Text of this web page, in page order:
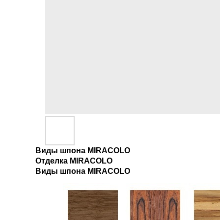
Виды шпона MIRACOLO
Отделка MIRACOLO
Виды шпона MIRACOLO